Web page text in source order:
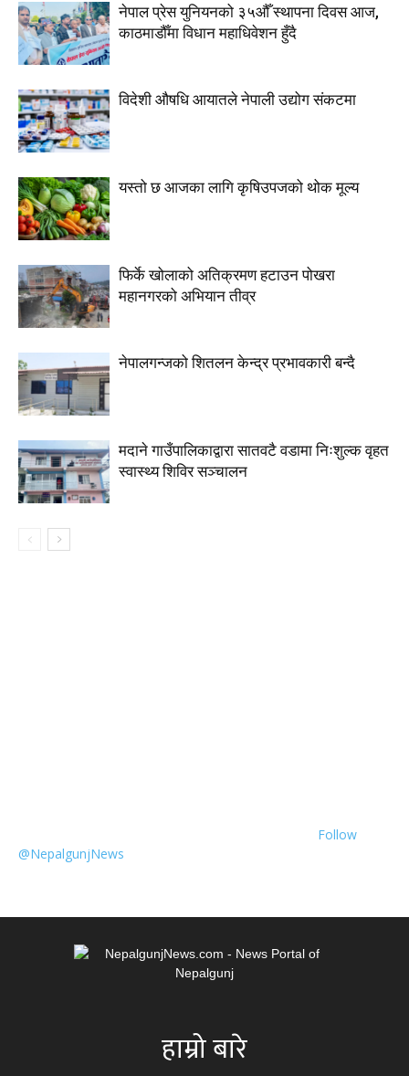
नेपाल प्रेस युनियनको ३५औँ स्थापना दिवस आज,
काठमाडौँमा विधान महाधिवेशन हुँदै
विदेशी औषधि आयातले नेपाली उद्योग संकटमा
यस्तो छ आजका लागि कृषिउपजको थोक मूल्य
फिर्के खोलाको अतिक्रमण हटाउन पोखरा
महानगरको अभियान तीव्र
नेपालगन्जको शितलन केन्द्र प्रभावकारी बन्दै
मदाने गाउँपालिकाद्वारा सातवटै वडामा निःशुल्क वृहत
स्वास्थ्य शिविर सञ्चालन
Follow
@NepalgunjNews
हाम्रो बारे